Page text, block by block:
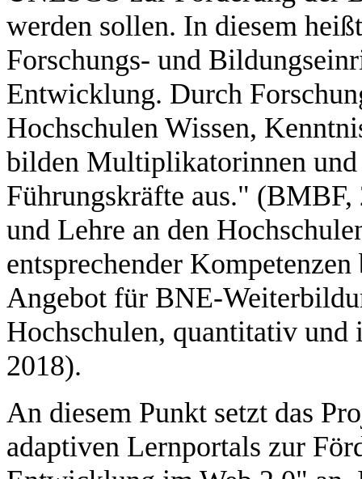
werden sollen. In diesem
Forschungs- und
Entwicklung. Durch
Hochschulen Wissen,
bilden Multiplikatorinnen
Führungskräfte aus."
und Lehre an den
entsprechender
Angebot für BNE-
Hochschulen, quantitativ
2018).
An diesem Punkt setzt das
adaptiven Lernportals zur